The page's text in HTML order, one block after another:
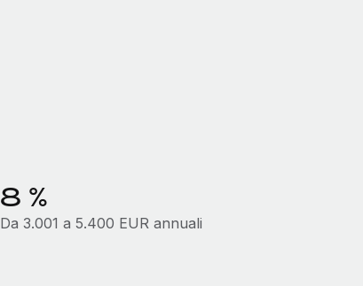
8 %
Da 3.001 a 5.400 EUR annuali